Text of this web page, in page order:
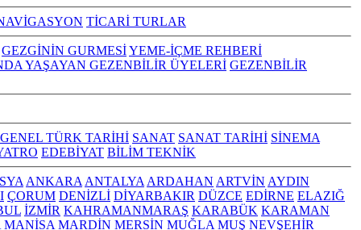
TİCARİ TURLAR
GEZGİNİN GURMESİYEME-İÇME REHBERİ
YAŞAYAN GEZENBİLİR ÜYELERİ GEZENBİLİR
GENEL TÜRK TARİHİ SANAT SANAT TARİHİ SİNEMA
EDEBİYAT BİLİM TEKNİK
ANKARA ANTALYA ARDAHAN ARTVİN AYDIN
ÇORUM DENİZLİ DİYARBAKIR DÜZCE EDİRNE ELAZIĞ
İZMİR KAHRAMANMARAŞ KARABÜK KARAMAN
MANİSA MARDİN MERSİN MUĞLA MUŞ NEVŞEHİR